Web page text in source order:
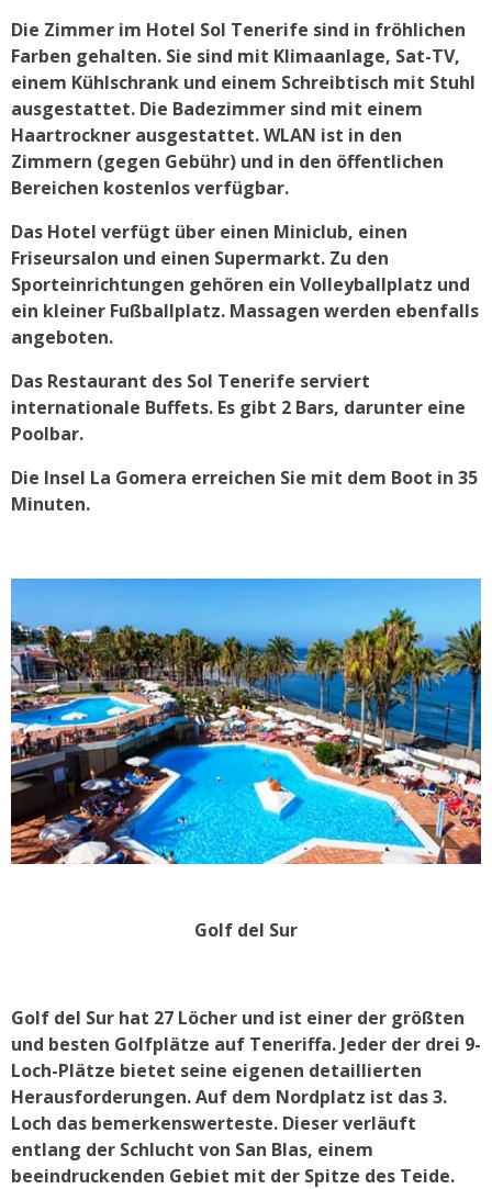
Die Zimmer im Hotel Sol Tenerife sind in fröhlichen
Farben gehalten. Sie sind mit Klimaanlage, Sat-TV,
einem Kühlschrank und einem Schreibtisch mit Stuhl
ausgestattet. Die Badezimmer sind mit einem
Haartrockner ausgestattet. WLAN ist in den
Zimmern (gegen Gebühr) und in den öffentlichen
Bereichen kostenlos verfügbar.
Das Hotel verfügt über einen Miniclub, einen
Friseursalon und einen Supermarkt. Zu den
Sporteinrichtungen gehören ein Volleyballplatz und
ein kleiner Fußballplatz. Massagen werden ebenfalls
angeboten.
Das Restaurant des Sol Tenerife serviert
internationale Buffets. Es gibt 2 Bars, darunter eine
Poolbar.
Die Insel La Gomera erreichen Sie mit dem Boot in 35
Minuten.
Golf del Sur
Golf del Sur hat 27 Löcher und ist einer der größten
und besten Golfplätze auf Teneriffa. Jeder der drei 9-
Loch-Plätze bietet seine eigenen detaillierten
Herausforderungen. Auf dem Nordplatz ist das 3.
Loch das bemerkenswerteste. Dieser verläuft
entlang der Schlucht von San Blas, einem
beeindruckenden Gebiet mit der Spitze des Teide.